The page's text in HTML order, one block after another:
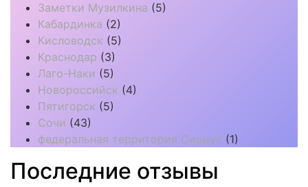
Заметки Музилкина (5)
Кабардинка (2)
Кисловодск (5)
Краснодар (3)
Лаго-Наки (5)
Новороссийск (4)
Пятигорск (5)
Сочи (43)
федеральная территория Сириус (1)
Последние отзывы